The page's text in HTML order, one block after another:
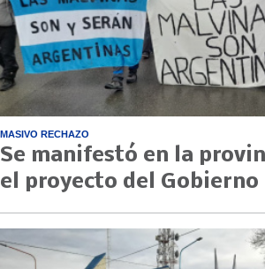
MASIVO RECHAZO
Se manifestó en la
el proyecto del Gobierno